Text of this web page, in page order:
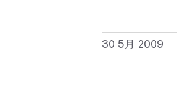
30 5月 2009